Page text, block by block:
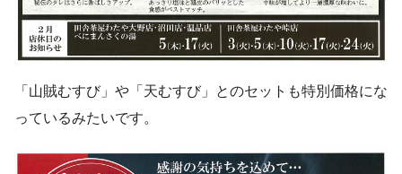
「山賊むすび」や「天むすび」とのセットも特別価格にな
っているみたいです。